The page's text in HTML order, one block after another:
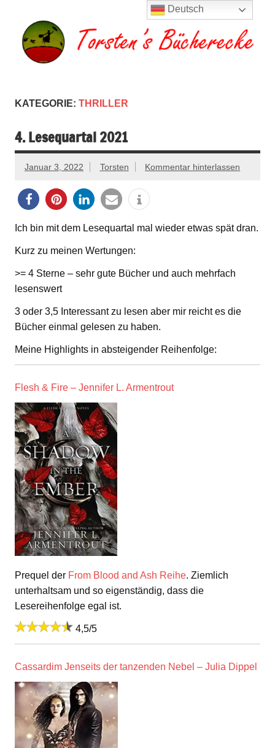
springen
KATEGORIE: THRILLER
4. Lesequartal 2021
Januar 3, 2022 Torsten Kommentar hinterlassen
Ich bin mit dem Lesequartal mal wieder etwas spät dran.
Kurz zu meinen Wertungen:
>= 4 Sterne – sehr gute Bücher und auch mehrfach
lesenswert
3 oder 3,5 Interessant zu lesen aber mir reicht es die
Bücher einmal gelesen zu haben.
Meine Highlights in absteigender Reihenfolge:
Flesh & Fire – Jennifer L. Armentrout
Prequel der From Blood and Ash Reihe. Ziemlich
unterhaltsam und so eigenständig, dass die
Lesereihenfolge egal ist.
4,5/5
Cassardim Jenseits der tanzenden Nebel – Julia Dippel
Deutsch